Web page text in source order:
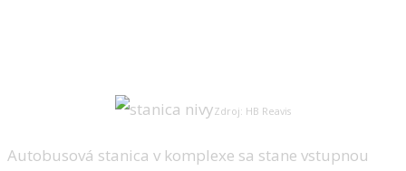
Zdroj: HB Reavis
Autobusová stanica v komplexe sa stane vstupnou